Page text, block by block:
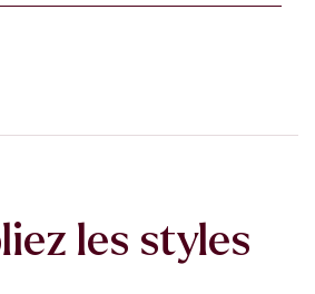
les styles